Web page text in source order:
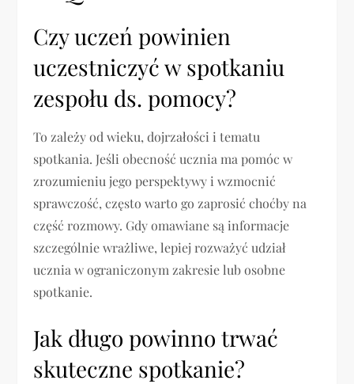
Czy uczeń powinien
uczestniczyć w spotkaniu
zespołu ds. pomocy?
To zależy od wieku, dojrzałości i tematu
spotkania. Jeśli obecność ucznia ma pomóc w
zrozumieniu jego perspektywy i wzmocnić
sprawczość, często warto go zaprosić choćby na
część rozmowy. Gdy omawiane są informacje
szczególnie wrażliwe, lepiej rozważyć udział
ucznia w ograniczonym zakresie lub osobne
spotkanie.
Jak długo powinno trwać
skuteczne spotkanie?